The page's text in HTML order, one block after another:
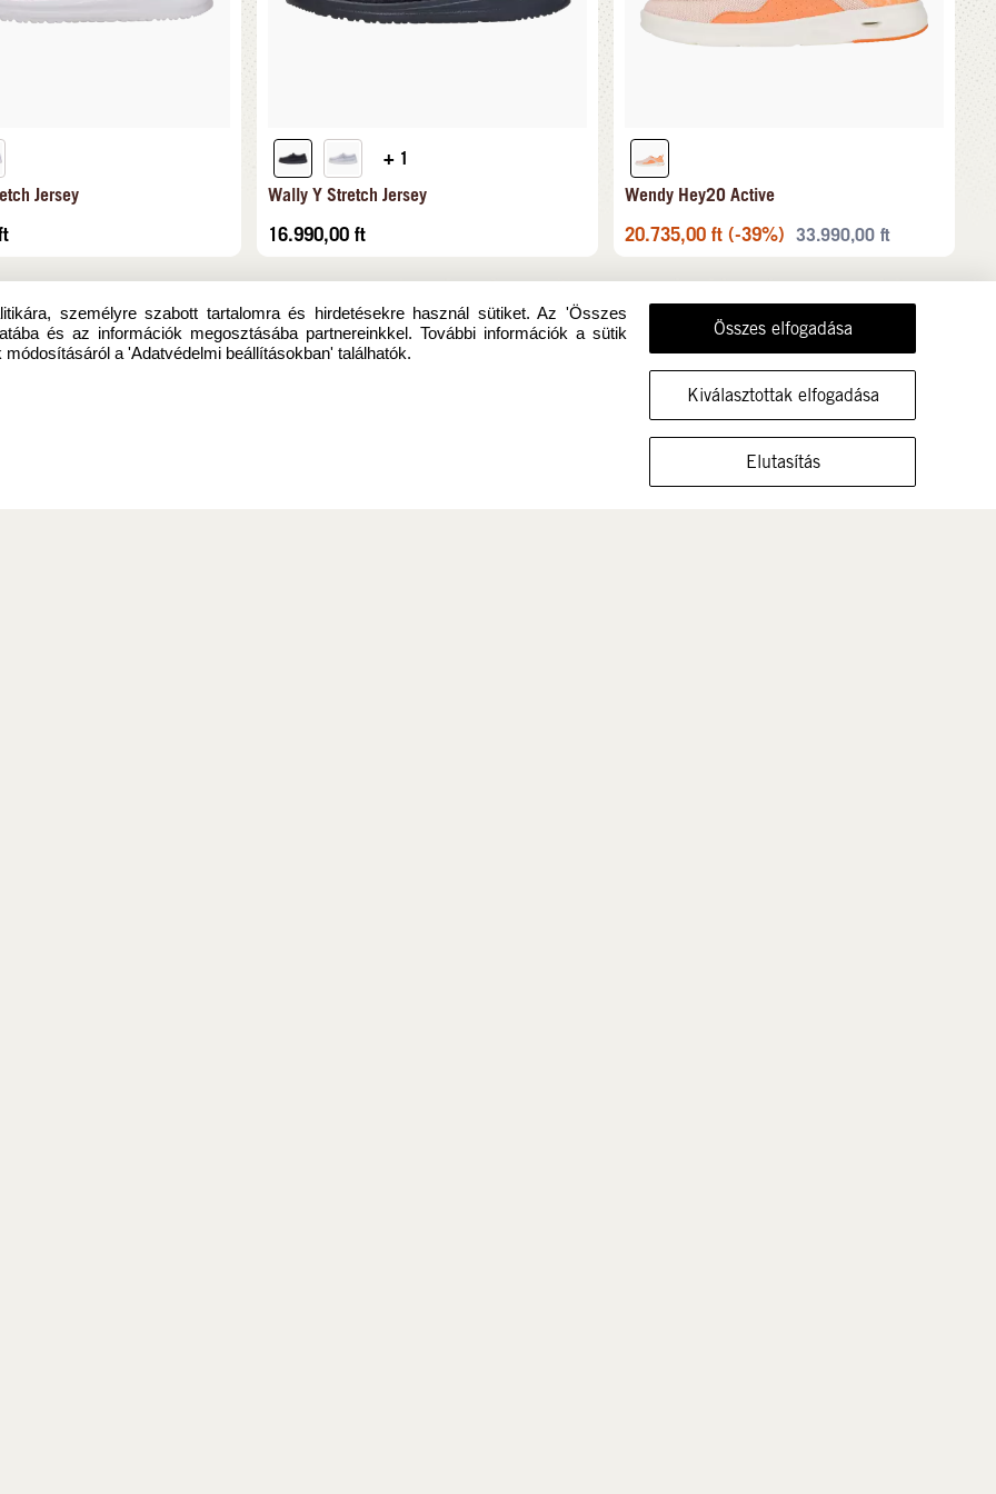
MUTASSA A CIPŐT EBBEN A MÉRETBEN
Jersey
+ 1
Wally Y Stretch Jersey
16.990,00 ft
Wendy Hey2O Active
20.735,00 ft (-39%) 33.990,00 ft
személyre szabott tartalomra és hirdetésekre használ sütiket. Az 'Összes
és az információk megosztásába partnereinkkel. További információk a sütik
a 'Adatvédelmi beállításokban' találhatók.
Összes elfogadása
Kiválasztottak elfogadása
Elutasítás